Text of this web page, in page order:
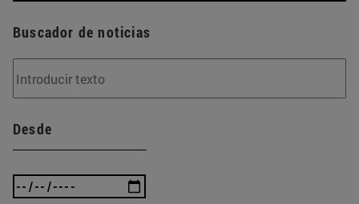
Buscador de noticias
Desde